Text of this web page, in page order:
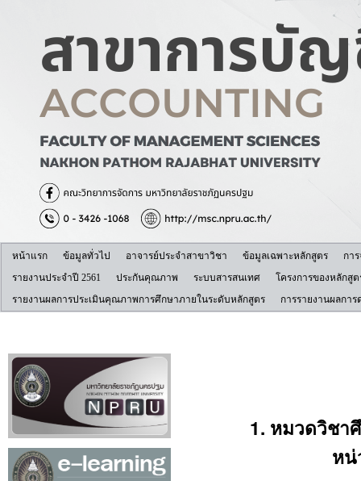
หน้าแรก ข้อมูลทั่วไป อาจารย์ประจำสาขาวิชา ข้อมูลเฉพาะหลักสูตร
กา
รายงานประจำปี 2561
ประกันคุณภาพ ระบบสารสนเทศ
โครงการของหลักสูต
รายงานผลการประเมินคุณภาพการศึกษาภายในระดับหลักสูตร
การรายงานผลกา
1. หมวด
หน่วย